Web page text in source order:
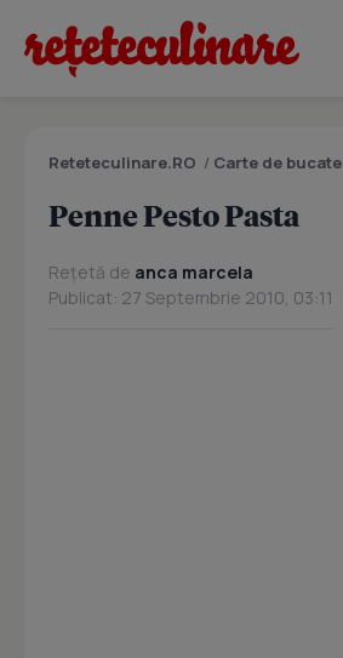
Reteteculinare.RO / Carte de bucate
Penne Pesto Pasta
Rețetă de anca marcela
Publicat: 27 Septembrie 2010, 03:11